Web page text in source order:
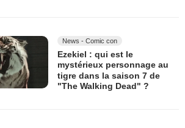
News - Comic con
Ezekiel : qui est le
mystérieux personnage au
tigre dans la saison 7 de
"The Walking Dead" ?